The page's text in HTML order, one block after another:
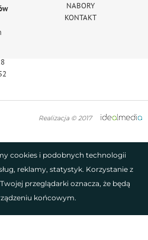
NABORY
KONTAKT
Realizacja © 2017
cookies i podobnych technologii
reklamy, statystyk. Korzystanie z
przeglądarki oznacza, że będą
końcowym.